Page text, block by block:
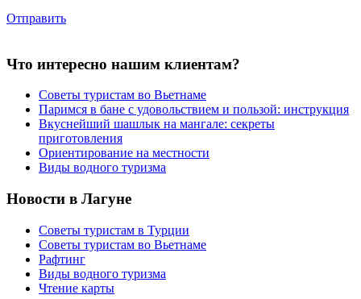
Отправить
Что интересно нашим клиентам?
Советы туристам во Вьетнаме
Паримся в бане с удовольствием и пользой: инструкция
Вкуснейший шашлык на мангале: секреты
приготовления
Ориентирование на местности
Виды водного туризма
Новости в Лагуне
Советы туристам в Турции
Советы туристам во Вьетнаме
Рафтинг
Виды водного туризма
Чтение карты